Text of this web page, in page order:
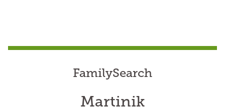
FamilySearch
Martinik